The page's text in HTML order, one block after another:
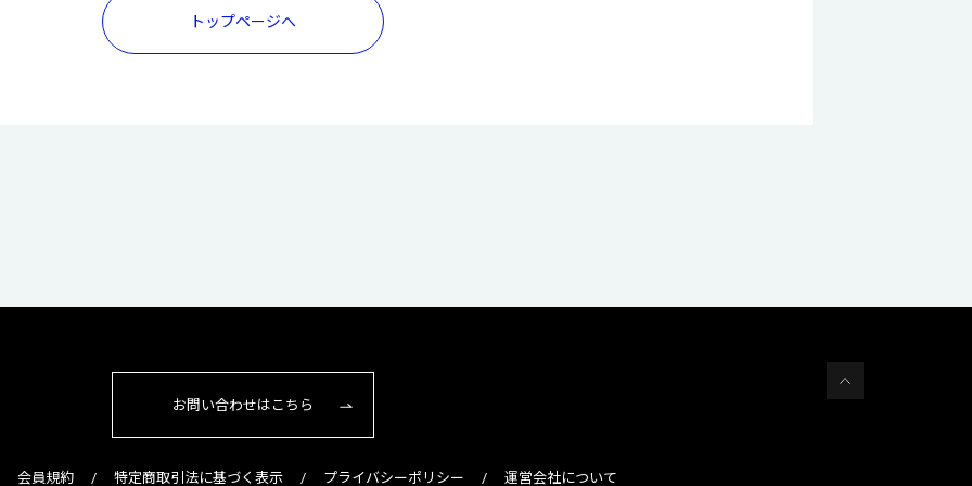
トップページへ
お問い合わせはこちら
会員規約 特定商取引法に基づく表示 プライバシーポリシー 運営会社について